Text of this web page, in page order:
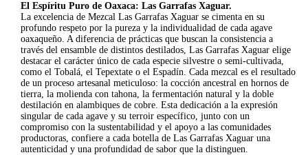
El Espíritu Puro de Oaxaca: Las Garrafas Xaguar.
La excelencia de Mezcal Las Garrafas Xaguar se cimenta en su
profundo respeto por la pureza y la individualidad de cada agave
oaxaqueño. A diferencia de prácticas que buscan la consistencia a
través del ensamble de distintos destilados, Las Garrafas Xaguar elige
destacar el carácter único de cada especie silvestre o semi-cultivada,
como el Tobalá, el Tepextate o el Espadín. Cada mezcal es el resultado
de un proceso artesanal meticuloso: la cocción ancestral en hornos de
tierra, la molienda con tahona, la fermentación natural y la doble
destilación en alambiques de cobre. Esta dedicación a la expresión
singular de cada agave y su terroir específico, junto con un
compromiso con la sustentabilidad y el apoyo a las comunidades
productoras, confiere a cada botella de Las Garrafas Xaguar una
autenticidad y una profundidad de sabor que la distinguen.